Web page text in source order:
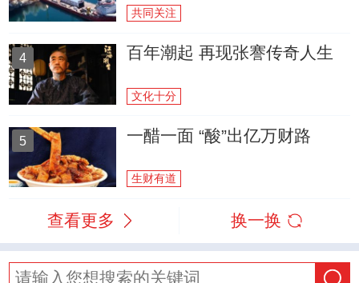
共同关注
4 百年潮起 再现张謇传奇人生
文化十分
5 一醋一面 “酸”出亿万财路
生财有道
查看更多 换一换